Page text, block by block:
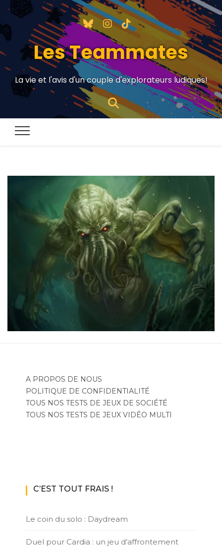
Les Teammates
La vie et l'avis d'un couple d'explorateurs ludiques!
A PROPOS DE NOUS
POLITIQUE DE CONFIDENTIALITÉ
TOUS NOS TESTS DE JEUX DE SOCIÉTÉ
TOUS NOS TESTS DE JEUX VIDÉO MULTI
C’EST TOUT FRAIS !
Le coin du solo : Daydream
Duel pour Cardia : un jeu d’affrontement